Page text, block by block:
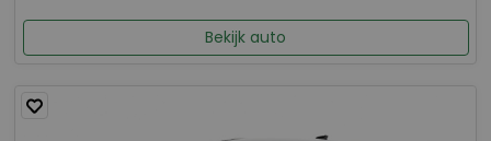
Bekijk auto